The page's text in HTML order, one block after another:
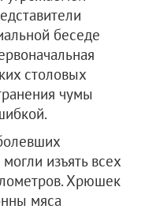
беседе
столовых
чумы
изъять всех
Хрюшек
мяса